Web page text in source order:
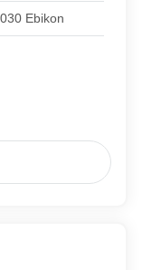
Ebikon